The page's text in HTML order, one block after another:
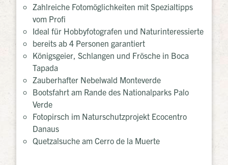
Zahlreiche Fotomöglichkeiten mit Spezialtipps
vom Profi
Ideal für Hobbyfotografen und Naturinteressierte
bereits ab 4 Personen garantiert
Königsgeier, Schlangen und Frösche in Boca
Tapada
Zauberhafter Nebelwald Monteverde
Bootsfahrt am Rande des Nationalparks Palo
Verde
Fotopirsch im Naturschutzprojekt Ecocentro
Danaus
Quetzalsuche am Cerro de la Muerte